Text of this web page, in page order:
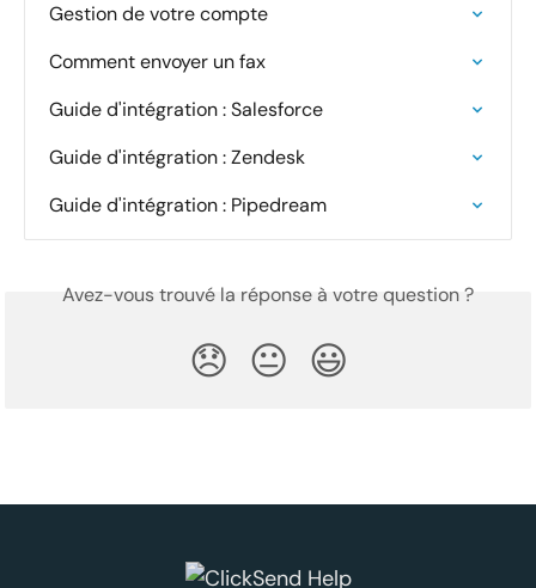
Gestion de votre compte
Comment envoyer un fax
Guide d'intégration : Salesforce
Guide d'intégration : Zendesk
Guide d'intégration : Pipedream
Avez-vous trouvé la réponse à votre question ?
😞 😐 😃